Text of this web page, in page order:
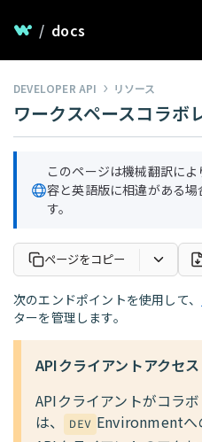
/ docs
DEVELOPER API リソース
ワークスペースコラボ
このページは機械翻訳に
容と英語版に相違がある
す。
ページをコピー
次のエンドポイントを使用して、
ターを管理します。
APIクライアントアクセス
APIクライアントがコラ
は、 DEV Environmentへ